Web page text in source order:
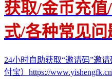
获取/金币充
式/各种常见
24小时自助获取“邀请码”邀
付宝）https://